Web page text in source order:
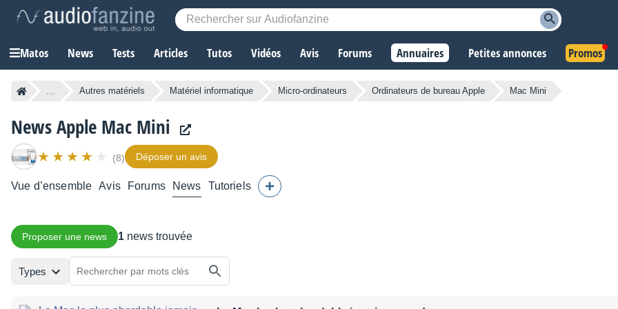
Matos News Tests Articles Tutos Vidéos Avis Forums Annuaires Petites annonces Promos
... Autres matériels Matériel informatique Micro-ordinateurs Ordinateurs de bureau Apple Mac Mini
News Apple Mac Mini
(8) Déposer un avis
Vue d’ensemble Avis Forums News Tutoriels
Proposer une news 1 news trouvée
Types